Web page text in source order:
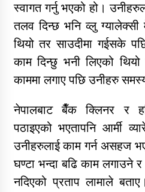
कर्णाली प्रविधि
स्वागत गर्नु भएको हो।
तलव दिन्छ भनि व्लु ग्यालेक्सी
थियो तर साउदीमा गईसके
काम दिन्छु भनी लिएको
काममा लगाए पछि उनीहरु
नेपालबाट बैँक क्लिनर र
पठाइएको भएतापनि आर्मी
उनीहरुलाई काम गर्न असहज
घण्टा भन्दा बढि काम लगाउने र
नदिएको प्रताप लामाले